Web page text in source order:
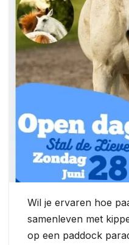
Wil je ervaren hoe
samenleven met
op een paddock